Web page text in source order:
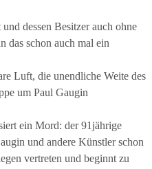
dessen Besitzer auch ohne
das schon auch mal ein
Luft, die unendliche Weite des
um Paul Gaugin
ein Mord: der 91jährige
und andere Künstler schon
vertreten und beginnt zu